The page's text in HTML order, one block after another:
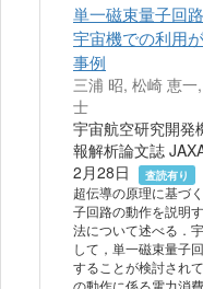
単一磁束量子回
宇宙機での利用
事例
三浦 昭, 松崎 恵
士
宇宙航空研究開発
報解析論文誌
2月28日
査読有り
超伝導の原理に基づ
子回路の動作を説明
法について述べる．
して，単一磁束量子
することが検討され